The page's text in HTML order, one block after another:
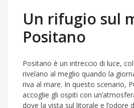
Un rifugio sul
Positano
Positano è un intreccio di luce,
rivelano al meglio quando la
riva al mare. In questo scenario,
accoglie gli ospiti con
dove la vista sul litorale e l’odore